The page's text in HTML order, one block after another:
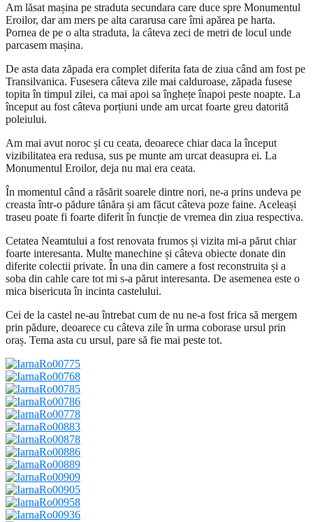
Am lăsat mașina pe straduta secundara care duce spre Monumentul
Eroilor, dar am mers pe alta cararusa care îmi apărea pe harta.
Pornea de pe o alta straduta, la câteva zeci de metri de locul unde
parcasem mașina.
De asta data zăpada era complet diferita fata de ziua când am fost pe
Transilvanica. Fusesera câteva zile mai calduroase, zăpada fusese
topita în timpul zilei, ca mai apoi sa înghețe înapoi peste noapte. La
început au fost câteva porțiuni unde am urcat foarte greu datorită
poleiului.
Am mai avut noroc și cu ceata, deoarece chiar daca la început
vizibilitatea era redusa, sus pe munte am urcat deasupra ei. La
Monumentul Eroilor, deja nu mai era ceata.
În momentul când a răsărit soarele dintre nori, ne-a prins undeva pe
creasta într-o pădure tânăra și am făcut câteva poze faine. Aceleași
traseu poate fi foarte diferit în funcție de vremea din ziua respectiva.
Cetatea Neamtului a fost renovata frumos și vizita mi-a părut chiar
foarte interesanta. Multe manechine și câteva obiecte donate din
diferite colectii private. În una din camere a fost reconstruita și a
soba din cahle care tot mi s-a părut interesanta. De asemenea este o
mica bisericuta în incinta castelului.
Cei de la castel ne-au întrebat cum de nu ne-a fost frica să mergem
prin pădure, deoarece cu câteva zile în urma coborase ursul prin
oraș. Tema asta cu ursul, pare să fie mai peste tot.